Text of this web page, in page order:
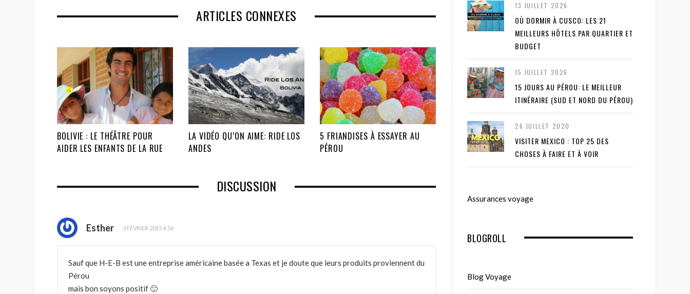
ARTICLES CONNEXES
BOLIVIE : LE THÉÂTRE POUR
AIDER LES ENFANTS DE LA RUE
LA VIDÉO QU’ON AIME: RIDE LOS
ANDES
5 FRIANDISES À ESSAYER AU
PÉROU
DISCUSSION
Esther 3 FÉVRIER 2015 4:56
Sauf que H-E-B est une entreprise américaine basée a Texas et je doute que leurs produits proviennent du
Pérou
mais bon soyons positif 🙂
13 JUILLET 2026
OÙ DORMIR À CUSCO: LES 21
MEILLEURS HÔTELS PAR QUARTIER ET
BUDGET
15 JUILLET 2026
15 JOURS AU PÉROU: LE MEILLEUR
ITINÉRAIRE (SUD ET NORD DU PÉROU)
26 JUILLET 2020
VISITER MEXICO : TOP 25 DES
CHOSES À FAIRE ET À VOIR
Assurances voyage
BLOGROLL
Blog Voyage